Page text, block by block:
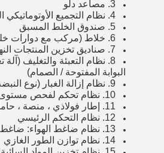
3. مصاعد دلو
4. نظام التجميع الأوتوماتيكي الكامل
5. صندوق الخلط المسبق
6. خلاط (مركب مع دوارات خلط ثلاثية المحاور)
7. صناديق تخزين المنتجات النهائية
8. نظام التعبئة والتغليف (آلة
البوابة المفتوحة / الصمام)
9. نظام إزالة الغبار (نوع النبضة)
10. نظام تحكم لفحص مستوى مواد المسحوق
11. إطار فولاذي ، منصة ، حامل سلم ، حاجز
12. نظام التحكم الرئيسي
13. نظام ضاغط الهواء: ضاغط الهواء المركزي
14. نظام توازن الطور الغازي